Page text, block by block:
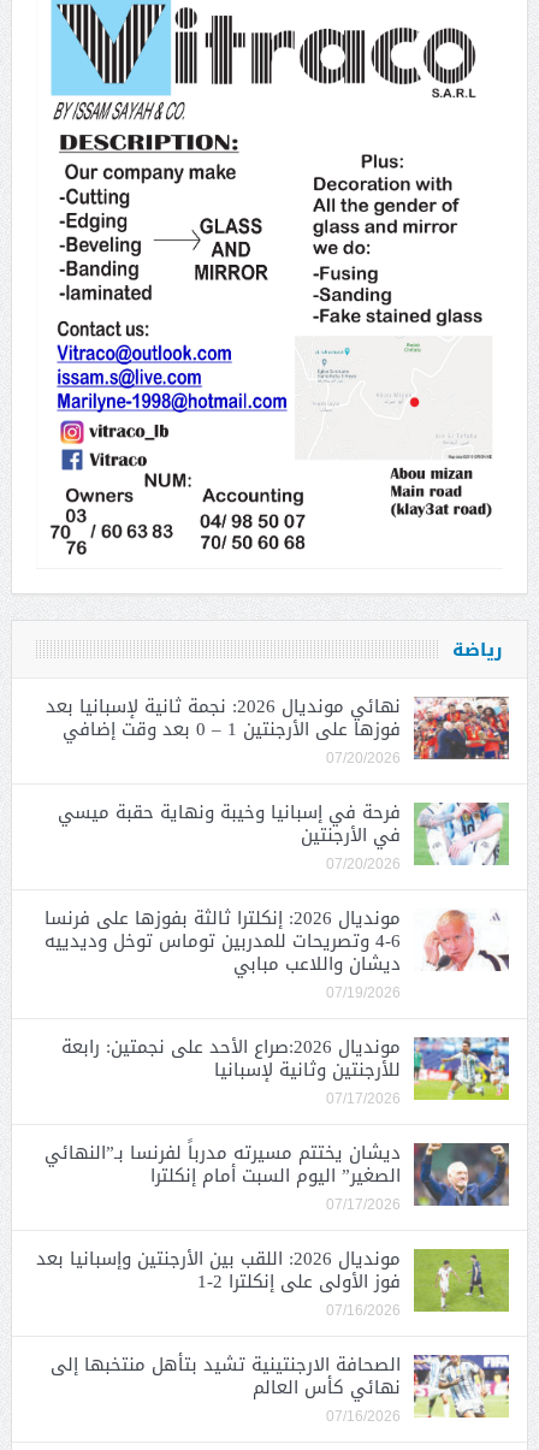
رياضة
نهائي مونديال 2026: نجمة ثانية لإسبانيا بعد
فوزها على الأرجنتين 1 – 0 بعد وقت إضافي
07/20/2026
فرحة في إسبانيا وخيبة ونهاية حقبة ميسي
في الأرجنتين
07/20/2026
مونديال 2026: إنكلترا ثالثة بفوزها على فرنسا
6-4 وتصريحات للمدربين توماس توخل وديدييه
ديشان واللاعب مبابي
07/19/2026
مونديال 2026:صراع الأحد على نجمتين: رابعة
للأرجنتين وثانية لإسبانيا
07/17/2026
ديشان يختتم مسيرته مدرباً لفرنسا بـ”النهائي
الصغير” اليوم السبت أمام إنكلترا
07/17/2026
مونديال 2026: اللقب بين الأرجنتين وإسبانيا بعد
فوز الأولى على إنكلترا 2-1
07/16/2026
الصحافة الارجنتينية تشيد بتأهل منتخبها إلى
نهائي كأس العالم
07/16/2026